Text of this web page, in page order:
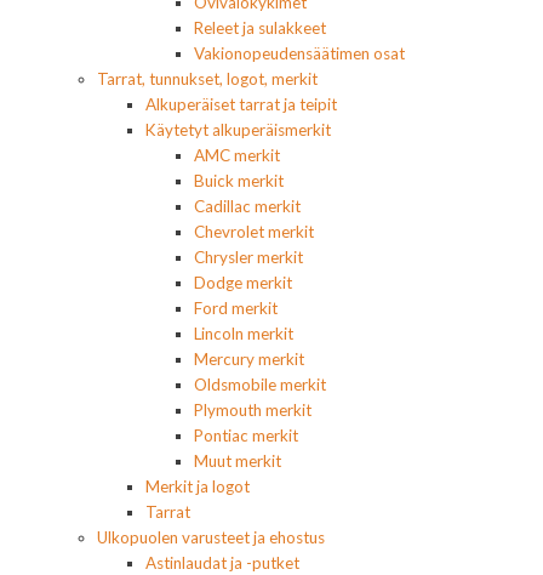
Releet ja sulakkeet
Vakionopeudensäätimen osat
Tarrat, tunnukset, logot, merkit
Alkuperäiset tarrat ja teipit
Käytetyt alkuperäismerkit
AMC merkit
Buick merkit
Cadillac merkit
Chevrolet merkit
Chrysler merkit
Dodge merkit
Ford merkit
Lincoln merkit
Mercury merkit
Oldsmobile merkit
Plymouth merkit
Pontiac merkit
Muut merkit
Merkit ja logot
Tarrat
Ulkopuolen varusteet ja ehostus
Astinlaudat ja -putket